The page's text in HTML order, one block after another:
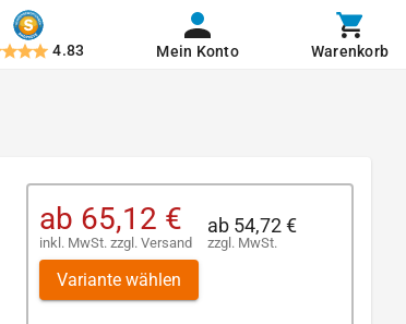
4.83 Mein Konto Warenkorb
ab 65,12 €
inkl. MwSt. zzgl. Versand
ab 54,72 €
zzgl. MwSt.
Variante wählen